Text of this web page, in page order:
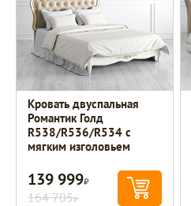
Кровать двуспальная
Романтик Голд
R538/R536/R534 с
мягким изголовьем
139 999Р
164 705Р